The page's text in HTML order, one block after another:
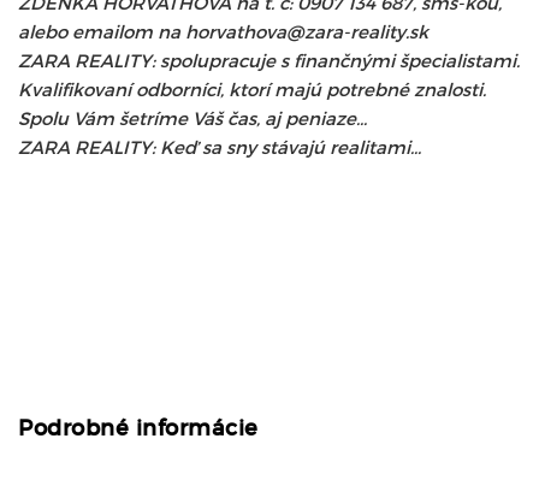
alebo emailom na horvathova@zara-reality.sk
ZARA REALITY: spolupracuje s finančnými špecialistami.
Kvalifikovaní odborníci, ktorí majú potrebné znalosti.
Spolu Vám šetríme Váš čas, aj peniaze...
ZARA REALITY: Keď sa sny stávajú realitami...
Podrobné informácie